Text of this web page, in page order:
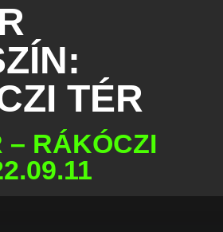
TÉR
– RÁKÓCZI